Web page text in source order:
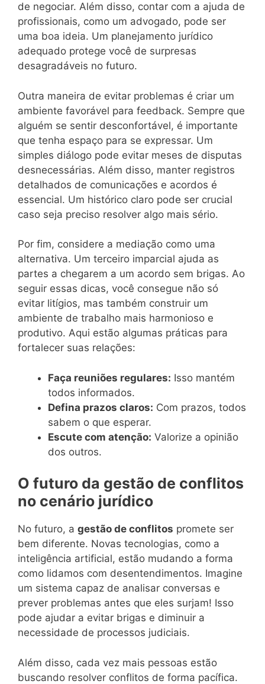
de negociar. Além disso, contar com a ajuda de
profissionais, como um advogado, pode ser
uma boa ideia. Um planejamento jurídico
adequado protege você de surpresas
desagradáveis no futuro.
Outra maneira de evitar problemas é criar um
ambiente favorável para feedback. Sempre que
alguém se sentir desconfortável, é importante
que tenha espaço para se expressar. Um
simples diálogo pode evitar meses de disputas
desnecessárias. Além disso, manter registros
detalhados de comunicações e acordos é
essencial. Um histórico claro pode ser crucial
caso seja preciso resolver algo mais sério.
Por fim, considere a mediação como uma
alternativa. Um terceiro imparcial ajuda as
partes a chegarem a um acordo sem brigas. Ao
seguir essas dicas, você consegue não só
evitar litígios, mas também construir um
ambiente de trabalho mais harmonioso e
produtivo. Aqui estão algumas práticas para
fortalecer suas relações:
Faça reuniões regulares: Isso mantém
todos informados.
Defina prazos claros: Com prazos, todos
sabem o que esperar.
Escute com atenção: Valorize a opinião
dos outros.
O futuro da gestão de conflitos
no cenário jurídico
No futuro, a gestão de conflitos promete ser
bem diferente. Novas tecnologias, como a
inteligência artificial, estão mudando a forma
como lidamos com desentendimentos. Imagine
um sistema capaz de analisar conversas e
prever problemas antes que eles surjam! Isso
pode ajudar a evitar brigas e diminuir a
necessidade de processos judiciais.
Além disso, cada vez mais pessoas estão
buscando resolver conflitos de forma pacífica.